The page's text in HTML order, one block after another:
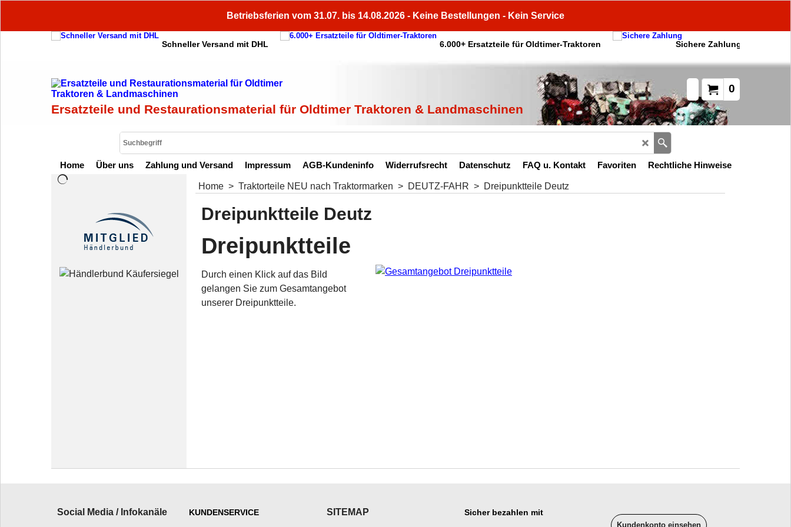
Betriebsferien vom 31.07. bis 14.08.2026 - Keine Bestellungen - Kein Service
Schneller Versand mit DHL 6.000+ Ersatzteile für Oldtimer-Traktoren Sichere Zahlung
0
Ersatzteile und Restaurationsmaterial für Oldtimer Traktoren & Landmaschinen
Home Über uns Zahlung und Versand Impressum AGB-Kundeninfo Widerrufsrecht Datenschutz FAQ u. Kontakt Favoriten Rechtliche Hinweise
Home > Traktorteile NEU nach Traktormarken > DEUTZ-FAHR > Dreipunktteile Deutz
Dreipunktteile Deutz
Dreipunktteile
Durch einen Klick auf das Bild
gelangen Sie zum Gesamtangebot
unserer Dreipunktteile.
Social Media / Infokanäle
KUNDENSERVICE
SITEMAP
Sicher bezahlen mit
Kundenkonto einsehen